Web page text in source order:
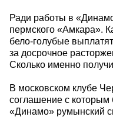
Ради работы в
пермского «Амкара».
бело-голубые
за досрочное
Сколько именно
В московском клубе
соглашение с которым
«Динамо» румынский